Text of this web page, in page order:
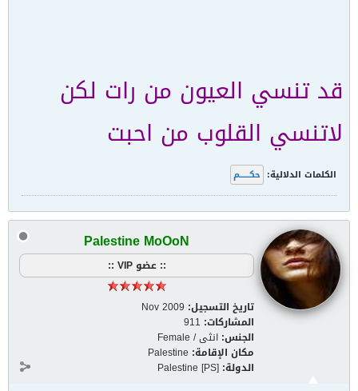
قد تنسي العيون من رات لكن
لاتنسي القلوب من احبت
الكلمات الدلالية: حكــــــم
Palestine MoOoN
:: عضو VIP ::
تاريخ التسجيل: Nov 2009
المشاركات: 911
الجنس: انثى / Female
مكان الإقامة: Palestine
الدولة: Palestine [PS]